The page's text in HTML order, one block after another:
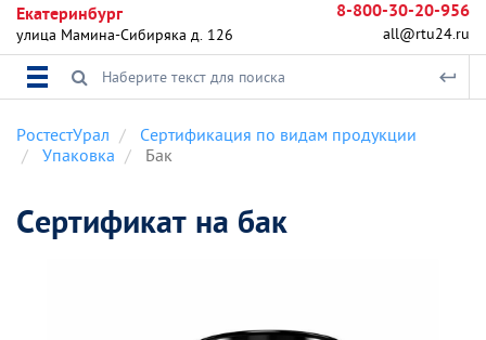
Екатеринбург
улица Мамина-Сибиряка д. 126
8-800-30-20-956
all@rtu24.ru
РостестУрал
Сертификация по видам продукции
Упаковка
Бак
Сертификат на бак